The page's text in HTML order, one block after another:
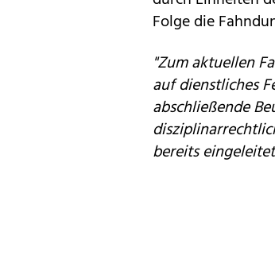
Folge die
"Zum aktuellen
auf dienstliches
abschließende
bereits